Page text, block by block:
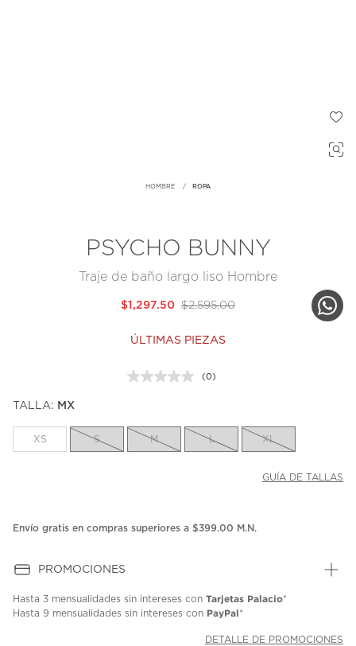
HOMBRE ROPA
PSYCHO BUNNY
Traje de baño largo liso Hombre
$2,595.00
$1,297.50
ÚLTIMAS PIEZAS
Sin
la
misma
(0)
TALLA: MX
XS S M L XL
GUÍA DE TALLAS
Envío gratis en compras superiores a $399.00 M.N.
PROMOCIONES
Hasta 3 mensualidades sin intereses con Tarjetas Palacio*
Hasta 9 mensualidades sin intereses con PayPal*
DETALLE DE PROMOCIONES